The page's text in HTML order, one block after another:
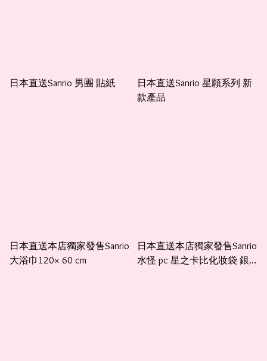
日本直送Sanrio 男團 貼紙
日本直送Sanrio 星願系列 新
款產品
日本直送本店獨家發售Sanrio
大浴巾120× 60 cm
日本直送本店獨家發售Sanrio
水怪 pc 星之卡比化妝袋 銀